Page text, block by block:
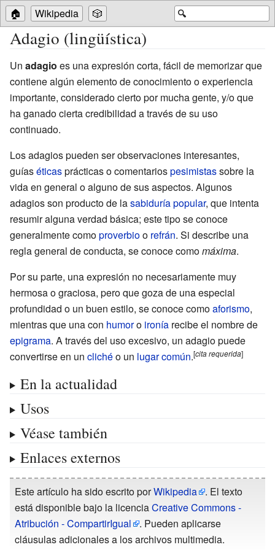
🔍
🏠 Wikipedia 🎲
Adagio (lingüística)
Un adagio es una expresión corta, fácil de memorizar que
contiene algún elemento de conocimiento o experiencia
importante, considerado cierto por mucha gente, y/o que
ha ganado cierta credibilidad a través de su uso
continuado.
Los adagios pueden ser observaciones interesantes,
guíaséticasprácticas o comentariospesimistassobre la
vida en general o alguno de sus aspectos. Algunos
adagios son producto de lasabiduría popular, que intenta
resumir alguna verdad básica; este tipo se conoce
generalmente comoproverbioo refrán. Si describe una
regla general de conducta, se conoce comomáxima.
Por su parte, una expresión no necesariamente muy
hermosa o graciosa, pero que goza de una especial
profundidad o un buen estilo, se conoce comoaforismo,
mientras que una con humoro ironía recibe el nombre de
epigrama. A través del uso excesivo, un adagio puede
convertirse en un clichéo un lugar común.[citarequerida]
En la actualidad
Usos
Véase también
Enlaces externos
Este artículo ha sido escrito porWikipedia
. El texto
está disponible bajo la licenciaCreative Commons -
Atribución - CompartirIgual
. Pueden aplicarse
cláusulas adicionales a los archivos multimedia.